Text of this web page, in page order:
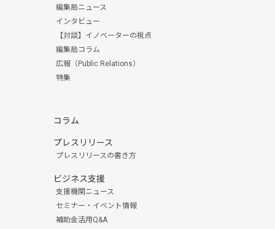
編集局ニュース
インタビュー
【対談】イノベーターの視点
編集局コラム
広報（Public Relations）
特集
コラム
プレスリリース
プレスリリースの書き方
ビジネス支援
支援機関ニュース
セミナー・イベント情報
補助金活用Q&A